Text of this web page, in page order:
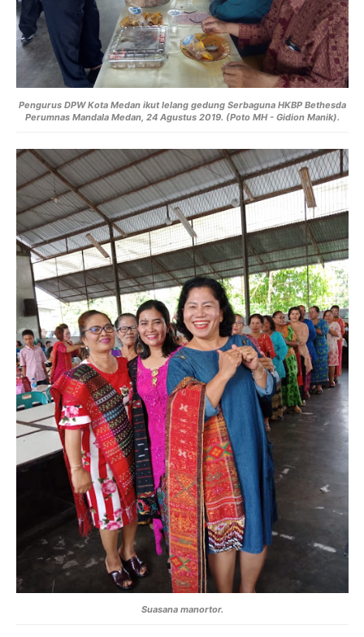
Pengurus DPW Kota Medan ikut lelang gedung Serbaguna HKBP Bethesda
Perumnas Mandala Medan, 24 Agustus 2019. (Poto MH - Gidion Manik).
Suasana manortor.